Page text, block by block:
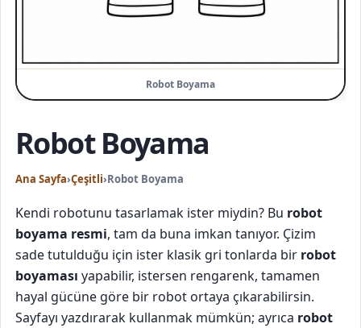
Robot Boyama
Robot Boyama
Ana Sayfa›Çeşitli›Robot Boyama
Kendi robotunu tasarlamak ister miydin? Bu robot
boyama resmi, tam da buna imkan tanıyor. Çizim
sade tutulduğu için ister klasik gri tonlarda bir robot
boyaması yapabilir, istersen rengarenk, tamamen
hayal gücüne göre bir robot ortaya çıkarabilirsin.
Sayfayı yazdırarak kullanmak mümkün; ayrıca robot